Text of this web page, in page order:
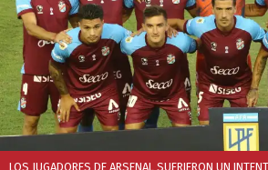
LOS JUGADORES DE ARSENAL SUFRIERON UN